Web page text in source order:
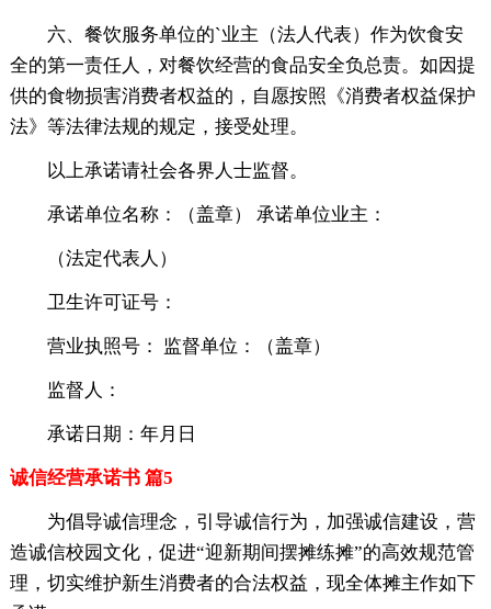
六、餐饮服务单位的`业主（法人代表）作为饮食安
全的第一责任人，对餐饮经营的食品安全负总责。如因提
供的食物损害消费者权益的，自愿按照《消费者权益保护
法》等法律法规的规定，接受处理。
以上承诺请社会各界人士监督。
承诺单位名称：（盖章） 承诺单位业主：
（法定代表人）
卫生许可证号：
营业执照号： 监督单位：（盖章）
监督人：
承诺日期：年月日
诚信经营承诺书 篇5
为倡导诚信理念，引导诚信行为，加强诚信建设，营
造诚信校园文化，促进“迎新期间摆摊练摊”的高效规范管
理，切实维护新生消费者的合法权益，现全体摊主作如下